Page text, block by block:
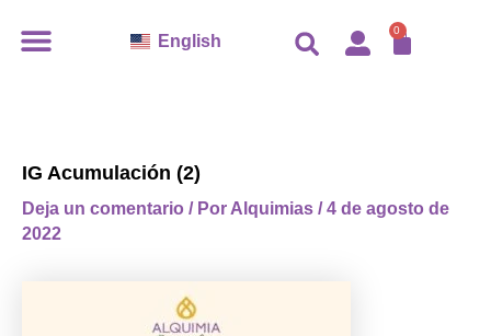
English 0
IG Acumulación (2)
Deja un comentario / Por Alquimias /4 de agosto de
2022